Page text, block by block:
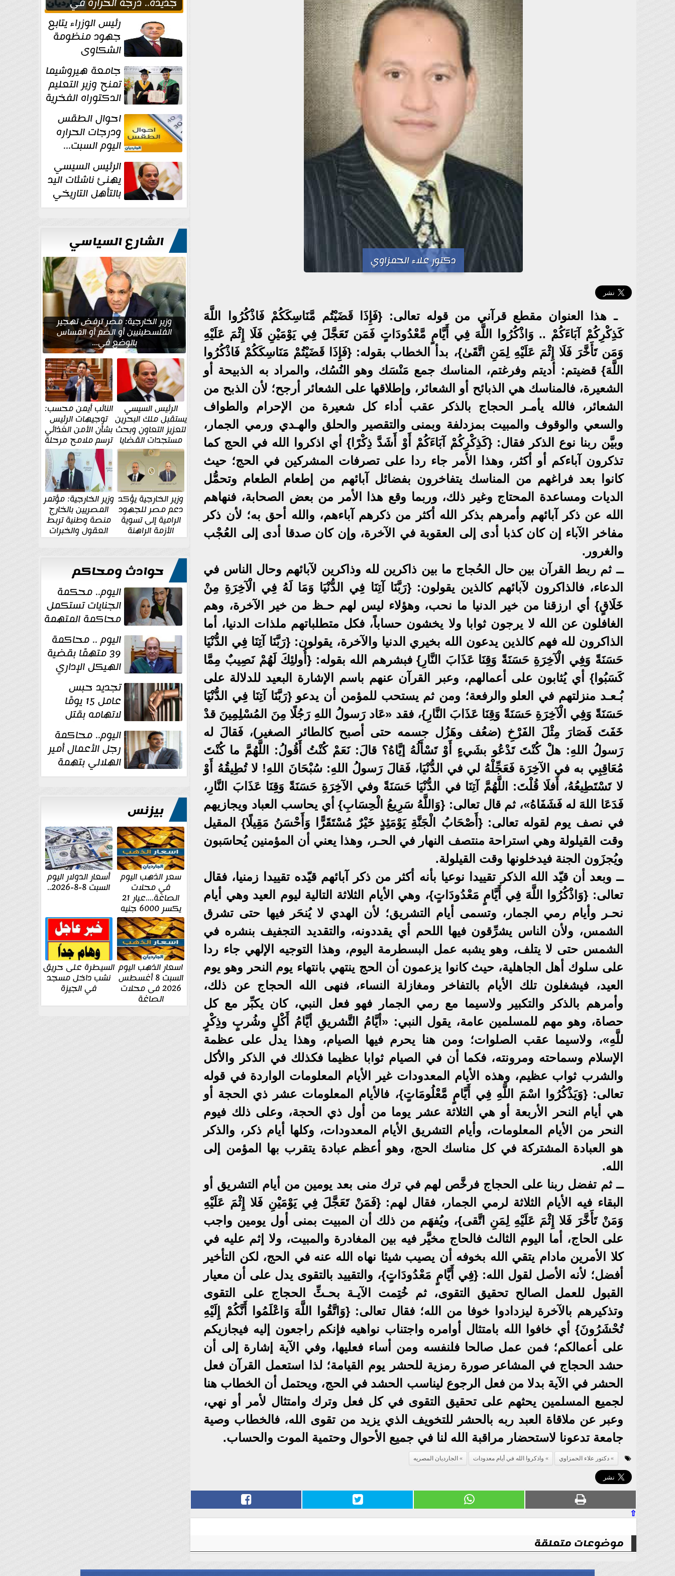
دكتور علاء الحمزاوي
ـ هذا العنوان مقطع قرآني من قوله تعالى: {فَإِذَا قَضَيْتُم مَّنَاسِكَكُمْ فَاذْكُرُوا اللَّهَ
كَذِكْرِكُمْ آبَاءَكُمْ .. وَاذْكُرُوا اللَّهَ فِي أَيَّامٍ مَّعْدُودَاتٍ فَمَن تَعَجَّلَ فِي يَوْمَيْنِ فَلَا إِثْمَ عَلَيْهِ
وَمَن تَأَخَّرَ فَلَا إِثْمَ عَلَيْهِ لِمَنِ اتَّقَىٰ}، بدأ الخطاب بقوله: {فَإِذَا قَضَيْتُمْ مَنَاسِكَكُمْ فَاذْكُرُوا
اللَّهَ} قضيتم: أديتم وفرغتم، المناسك جمع مَنْسَك وهو النُسُك، والمراد به الذبيحة أو
الشعيرة، فالمناسك هي الذبائح أو الشعائر، وإطلاقها على الشعائر أرجح؛ لأن الذبح من
الشعائر، فالله يأمـر الحجاج بالذكر عقب أداء كل شعيرة من الإحرام والطواف
والسعي والوقوف والمبيت بمزدلفة وبمنى والتقصير والحلق والهـدي ورمي الجمار،
وبيَّن ربنا نوع الذكر فقال: {كَذِكْرِكُمْ آبَاءَكُمْ أَوْ أَشَدَّ ذِكْرًا} أي اذكروا الله في الحج كما
تذكرون آباءكم أو أكثر، وهذا الأمر جاء ردا على تصرفات المشركين في الحج؛ حيث
كانوا بعد فراغهم من المناسك يتفاخرون بفضائل آبائهم من إطعام الطعام وتحمُّل
الديات ومساعدة المحتاج وغير ذلك، وربما وقع هذا الأمر من بعض الصحابة، فنهاهم
الله عن ذكر آبائهم وأمرهم بذكر الله أكثر من ذكرهم آباءهم، والله أحق به؛ لأن ذكر
مفاخر الآباء إن كان كذبا أدى إلى العقوبة في الآخرة، وإن كان صدقا أدى إلى العُجْب
والغرور.
ــ ثم ربط القرآن بين حال الحُجاج ما بين ذاكرين لله وذاكرين لآبائهم وحال الناس في
الدعاء، فالذاكرون لآبائهم كالذين يقولون: {رَبَّنَا آتِنَا فِي الدُّنْيَا وَمَا لَهُ فِي الْآخِرَةِ مِنْ
خَلَاقٍ} أي ارزقنا من خير الدنيا ما نحب، وهؤلاء ليس لهم حـظ من خير الآخرة، وهم
الغافلون عن الله لا يرجون ثوابا ولا يخشون حساباً، فكل متطلباتهم ملذات الدنيا، أما
الذاكرون لله فهم كالذين يدعون الله بخيري الدنيا والآخرة، يقولون: {رَبَّنَا آتِنَا فِي الدُّنْيَا
حَسَنَةً وَفِي الْآخِرَةِ حَسَنَةً وَقِنَا عَذَابَ النَّارِ} فبشرهم الله بقوله: {أُولئِكَ لَهُمْ نَصِيبٌ مِمَّا
كَسَبُوا} أي يُثابون على أعمالهم، وعبر القرآن عنهم باسم الإشارة البعيد للدلالة على
بُـعـد منزلتهم في العلو والرفعة؛ ومن ثم يستحب للمؤمن أن يدعو {رَبَّنَا آتِنَا فِي الدُّنْيَا
حَسَنَةً وَفِي الْآخِرَةِ حَسَنَةً وَقِنَا عَذَابَ النَّارِ}، فقد «عَاد رَسولُ اللهِ رَجُلًا مِنَ المُسْلِمِينَ قدْ
خَفَتَ فَصَارَ مِثْلَ الفَرْخِ (ضعُف وهَزُل جسمه حتى أصبح كالطائر الصغير)، فَقالَ له
رَسولُ اللهِ: هلْ كُنْتَ تَدْعُو بشَيءٍ أَوْ تَسْأَلُهُ إيَّاهُ؟ قالَ: نَعَمْ كُنْتُ أَقُولُ: اللَّهُمَّ ما كُنْتَ
مُعَاقِبِي به في الآخِرَة فَعَجِّلْهُ لي في الدُّنْيَا، فَقالَ رَسولُ اللهِ: سُبْحَانَ اللهِ! لا تُطِيقُهُ أَوْ
لا تَسْتَطِيعُهُ، أَفلَا قُلْتَ: اللَّهُمَّ آتِنَا في الدُّنْيَا حَسَنَةً وفي الآخِرَةِ حَسَنَةً وَقِنَا عَذَابَ النَّارِ،
فَدَعَا اللهَ له فَشَفَاهُ»، ثم قال تعالى: {وَاللَّهُ سَرِيعُ الْحِسَابِ} أي يحاسب العباد ويجازيهم
في نصف يوم لقوله تعالى: {أَصْحَابُ الْجَنَّةِ يَوْمَئِذٍ خَيْرٌ مُسْتَقَرًّا وَأَحْسَنُ مَقِيلًا} المقيل
وقت القيلولة وهي استراحة منتصف النهار في الحـر، وهذا يعني أن المؤمنين يُحاسَبون
ويُجزَون الجنة فيدخلونها وقت القيلولة.
ــ وبعد أن قيّد الله الذكر تقييدا نوعيا بأنه أكثر من ذكر آبائهم قيّده تقييدا زمنيا، فقال
تعالى: {وَاذْكُرُوا اللَّهَ فِي أَيَّامٍ مَعْدُودَاتٍ}، وهي الأيام الثلاثة التالية ليوم العيد وهي أيام
نحـر وأيام رمي الجمار، وتسمى أيام التشريق؛ لأن الهدي لا يُنحَر فيها حتى تشرق
الشمس، ولأن الناس يشرِّقون فيها اللحم أي يقددونه، والتقديد التجفيف بنشره في
الشمس حتى لا يتلف، وهو يشبه عمل البسطرمة اليوم، وهذا التوجيه الإلهي جاء ردا
على سلوك أهل الجاهلية، حيث كانوا يزعمون أن الحج ينتهي بانتهاء يوم النحر وهو يوم
العيد، فيشغلون تلك الأيام بالتفاخر ومغازلة النساء، فنهى الله الحجاج عن ذلك،
وأمرهم بالذكر والتكبير ولاسيما مع رمي الجمار فهو فعل النبي، كان يكبِّر مع كل
حصاة، وهو مهم للمسلمين عامة، يقول النبي: «أيَّامُ التَّشريقِ أيَّامُ أَكْلٍ وشُربٍ وذِكْرٍ
للَّهِ»، ولاسيما عقب الصلوات؛ ومن هنا يحرم فيها الصيام، وهذا يدل على عظمة
الإسلام وسماحته ومرونته، فكما أن في الصيام ثوابا عظيما فكذلك في الذكر والأكل
والشرب ثواب عظيم، وهذه الأيام المعدودات غير الأيام المعلومات الواردة في قوله
تعالى: {وَيَذْكُرُوا اسْمَ اللَّهِ فِي أَيَّامٍ مَّعْلُومَاتٍ}، فالأيام المعلومات عشر ذي الحجة أو
هي أيام النحر الأربعة أو هي الثلاثة عشر يوما من أول ذي الحجة، وعلى ذلك فيوم
النحر من الأيام المعلومات، وأيام التشريق الأيام المعدودات، وكلها أيام ذكر، والذكر
هو العبادة المشتركة في كل مناسك الحج، وهو أعظم عبادة يتقرب بها المؤمن إلى
الله.
ــ ثم تفضل ربنا على الحجاج فرخَّص لهم في ترك منى بعد يومين من أيام التشريق أو
البقاء فيه الأيام الثلاثة لرمي الجمار، فقال لهم: {فَمَنْ تَعَجَّلَ فِي يَوْمَيْنِ فَلا إِثْمَ عَلَيْهِ
وَمَنْ تَأَخَّرَ فَلا إِثْمَ عَلَيْهِ لِمَنِ اتَّقى}، ويُفهَم من ذلك أن المبيت بمنى أول يومين واجب
على الحاج، أما اليوم الثالث فالحاج مخيَّر فيه بين المغادرة والمبيت، ولا إثم عليه في
كلا الأمرين مادام يتقي الله بخوفه أن يصيب شيئا نهاه الله عنه في الحج، لكن التأخير
أفضل؛ لأنه الأصل لقول الله: {فِي أَيَّامٍ مَعْدُودَاتٍ}، والتقييد بالتقوى يدل على أن معيار
القبول للعمل الصالح تحقيق التقوى، ثم خُتِمت الآيـة بحـثِّ الحجاج على التقوى
وتذكيرهم بالآخرة ليزدادوا خوفا من الله؛ فقال تعالى: {وَاتَّقُوا اللَّهَ وَاعْلَمُوا أَنَّكُمْ إِلَيْهِ
تُحْشَرُونَ} أي خافوا الله بامتثال أوامره واجتناب نواهيه فإنكم راجعون إليه فيجازيكم
على أعمالكم؛ فمن عمل صالحا فلنفسه ومن أساء فعليها، وفي الآية إشارة إلى أن
حشد الحجاج في المشاعر صورة رمزية للحشر يوم القيامة؛ لذا استعمل القرآن فعل
الحشر في الآية بدلا من فعل الرجوع ليناسب الحشد في الحج، ويحتمل أن الخطاب هنا
لجميع المسلمين يحثهم على تحقيق التقوى في كل فعل وترك وامتثال لأمر أو نهي،
وعبر عن ملاقاة العبد ربه بالحشر للتخويف الذي يزيد من تقوى الله، فالخطاب وصية
جامعة تدعونا لاستحضار مراقبة الله لنا في جميع الأحوال وحتمية الموت والحساب.
دكتور علاء الحمزاوي واذكروا الله في أيام معدودات الجارديان المصريه
⇧
موضوعات متعلقة
القاهره 39 رئيس الوزراء يتابع
جهود منظومة
الشكاوى
الحكومية خلال
يوليو الماضي جامعة هيروشيما
تمنح وزير التعليم
الدكتوراه الفخرية
تقديرا لما حققه
احوال الطقس
ودرجات الحراره
اليوم السبت...
العظمى في
القاهره 36 درجة الرئيس السيسي
يهنئ ناشئات اليد
بالتأهل التاريخي
إلى نصف نهائي
الشارع السياسي
وزير الخارجية: مصر ترفض تهجير
الفلسطينيين أو الضم أو المساس
بالوضع في...
الرئيس السيسي
يستقبل ملك البحرين
لتعزيز التعاون وبحث
مستجدات القضايا
الإقليمية والدولية
النائب أيمن محسب:
توجيهات الرئيس
بشأن الأمن الغذائي
ترسم ملامح مرحلة
جديدة
وزير الخارجية يؤكد
دعم مصر للجهود
الرامية إلى تسوية
الأزمة الراهنة
وزير الخارجية: مؤتمر
المصريين بالخارج
منصة وطنية تربط
العقول والخبرات
المصرية بالدولة
حوادث ومحاكم
اليوم.. محكمة
الجنايات تستكمل
محاكمة المتهمة
بقتل عروس
بورسعيد اليوم .. محاكمة
39 متهمًا بقضية
الهيكل الإداري
للإخوان
تجديد حبس
عامل 15 يومًا
لاتهامه بقتل
زوجته طعنًا
داخل مسكنهما بشبرا...
اليوم.. محاكمة
رجل الأعمال أمير
الهلالي بتهمة
غسل الأموال
بيزنس
سعر الذهب اليوم
في محلات
الصاغة....عيار 21
يكسر 6000 جنيه
أسعار الدولار اليوم
السبت 8-8-2026..
اسعار الذهب اليوم
السبت 8 أغسطس
2026 فى محلات
الصاغة
السيطرة على حريق
نشب داخل مسجد
في الجيزة